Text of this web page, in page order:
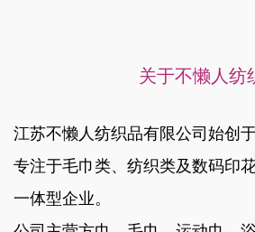
关于不懒人纺
江苏不懒人纺织品有限公司始创
专注于毛巾类、纺织类及数码印
一体型企业。